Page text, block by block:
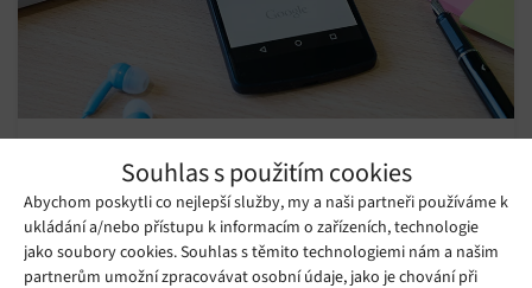
Souhlas s použitím cookies
Abychom poskytli co nejlepší služby, my a naši partneři používáme k
ukládání a/nebo přístupu k informacím o zařízeních, technologie
jako soubory cookies. Souhlas s těmito technologiemi nám a našim
partnerům umožní zpracovávat osobní údaje, jako je chování při
videa se zbraněmi
Čtvrtek 06. 06. 2024 Gabriela
YouTube v tichosti zavedl změnu zásad, která omezí věk pro
některá videa týkající se zbraní a jiná videa zcela zakáže.